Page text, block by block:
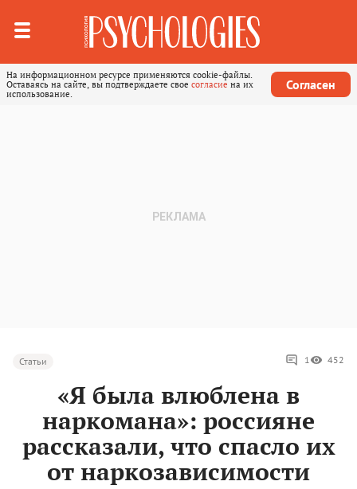
На информационном ресурсе применяются cookie-файлы.
Оставаясь на сайте, вы подтверждаете свое согласие на их
использование.
Согласен
Статьи 1 452
«Я была влюблена в
наркомана»: россияне
рассказали, что спасло их
от наркозависимости